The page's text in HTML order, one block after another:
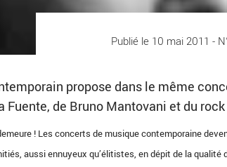
Publié le 10 mai 2011 -
propose dans le même
Fuente, de Bruno Mantovani et du
! Les concerts de musique contemporaine
aussi ennuyeux qu’élitistes, en dépit de la